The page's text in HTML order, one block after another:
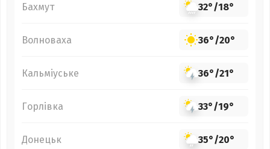
Бахмут 32°/18°
Волноваха 36°/20°
Кальміуське 36°/21°
Горлівка 33°/19°
Донецьк 35°/20°